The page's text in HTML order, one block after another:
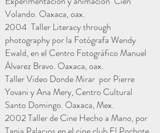
Volando. Oaxaca, oax.
2004 Taller Literacy through
photography por la Fotógrafa Wendy
Ewald, en el Centro Fotográfico Manuel
Álvarez Bravo. Oaxaca, oax.
Taller Video Donde Mirar por Pierre
Yovani y Ana Mery, Centro Cultural
Santo Domingo. Oaxaca, Mex.
2002 Taller de Cine Hecho a Mano, por